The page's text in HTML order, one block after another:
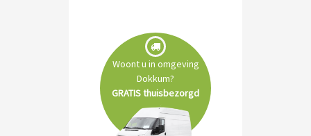
Woont u in omgeving
Dokkum?
GRATIS thuisbezorgd